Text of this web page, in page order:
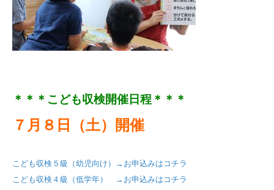
＊＊＊こども収検開催日程＊＊＊
７月８日（土）開催
こども収検５級（幼児向け）→お申込みはコチラ
こども収検４級（低学年） →お申込みはコチラ